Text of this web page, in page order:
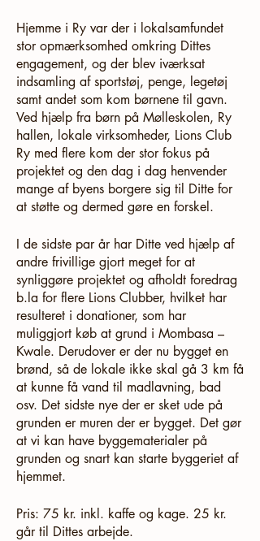
Hjemme i Ry var der i lokalsamfundet
stor opmærksomhed omkring Dittes
engagement, og der blev iværksat
indsamling af sportstøj, penge, legetøj
samt andet som kom børnene til gavn.
Ved hjælp fra børn på Mølleskolen, Ry
hallen, lokale virksomheder, Lions Club
Ry med flere kom der stor fokus på
projektet og den dag i dag henvender
mange af byens borgere sig til Ditte for
at støtte og dermed gøre en forskel.
I de sidste par år har Ditte ved hjælp af
andre frivillige gjort meget for at
synliggøre projektet og afholdt foredrag
b.la for flere Lions Clubber, hvilket har
resulteret i donationer, som har
muliggjort køb at grund i Mombasa –
Kwale. Derudover er der nu bygget en
brønd, så de lokale ikke skal gå 3 km få
at kunne få vand til madlavning, bad
osv. Det sidste nye der er sket ude på
grunden er muren der er bygget. Det gør
at vi kan have byggematerialer på
grunden og snart kan starte byggeriet af
hjemmet.
Pris: 75 kr. inkl. kaffe og kage. 25 kr.
går til Dittes arbejde.